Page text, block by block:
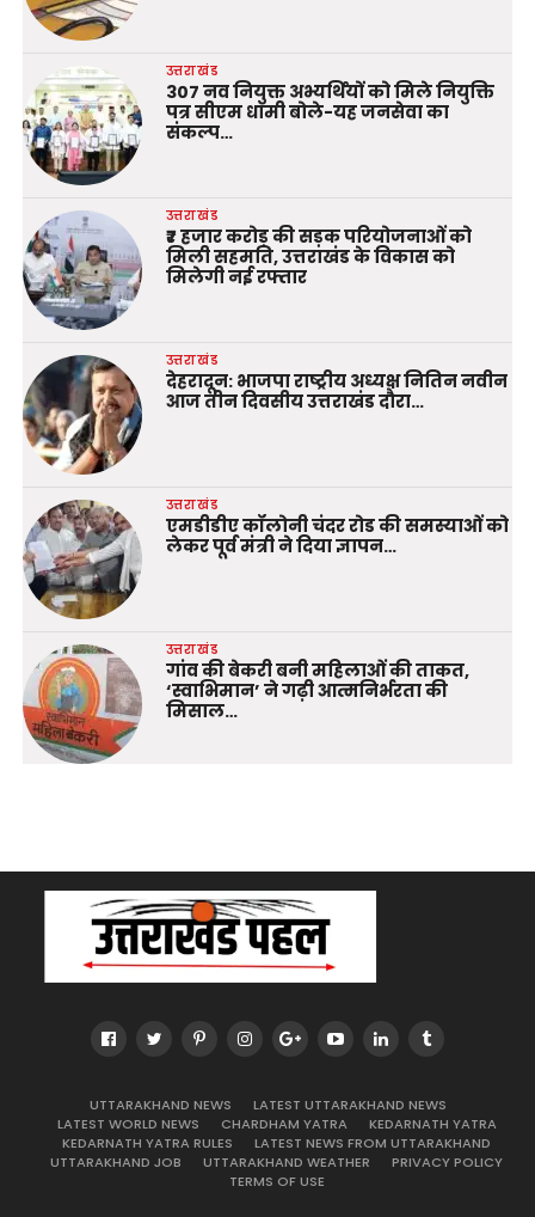
उत्तराखंड
307 नव नियुक्त अभ्यर्थियों को मिले नियुक्ति
पत्र सीएम धामी बोले-यह जनसेवा का
संकल्प…
उत्तराखंड
₹7 हजार करोड़ की सड़क परियोजनाओं को
मिली सहमति, उत्तराखंड के विकास को
मिलेगी नई रफ्तार
उत्तराखंड
देहरादून: भाजपा राष्ट्रीय अध्यक्ष नितिन नवीन
आज तीन दिवसीय उत्तराखंड दौरा…
उत्तराखंड
एमडीडीए कॉलोनी चंदर रोड की समस्याओं को
लेकर पूर्व मंत्री ने दिया ज्ञापन…
उत्तराखंड
गांव की बेकरी बनी महिलाओं की ताकत,
‘स्वाभिमान’ ने गढ़ी आत्मनिर्भरता की
मिसाल…
UTTARAKHAND NEWS
LATEST UTTARAKHAND NEWS
LATEST WORLD NEWS
CHARDHAM YATRA
KEDARNATH YATRA
KEDARNATH YATRA RULES
LATEST NEWS FROM UTTARAKHAND
UTTARAKHAND JOB
UTTARAKHAND WEATHER
PRIVACY POLICY
TERMS OF USE